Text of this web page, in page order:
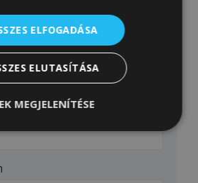
ELFOGADÁSA
ELUTASÍTÁSA
MEGJELENÍTÉSE
Teljesítmény